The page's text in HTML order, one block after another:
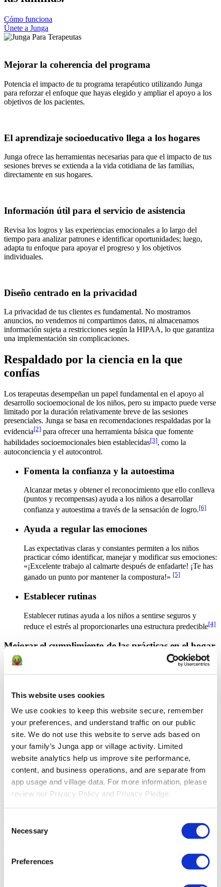
This website uses cookies
We use cookies to keep this website secure, remember
your preferences, and understand traffic on our public
site. We do not use this website to serve ads based on
your family’s Junga app or village activity. Limited
website analytics help us improve site performance,
content, and business operations, and are separate from
app usage and village data. For more information, please
review our Privacy Policy and Privacy Pledge.
Selection
Necessary
Preferences
Cómo funciona
Únete a Junga
Mejorar la coherencia del programa
Potencia el impacto de tu programa terapéutico utilizando Junga
para reforzar el enfoque que hayas elegido y ampliar el apoyo a los
objetivos de los pacientes.
El aprendizaje socioeducativo llega a los hogares
Junga ofrece las herramientas necesarias para que el impacto de tus
sesiones breves se extienda a la vida cotidiana de las familias,
directamente en sus hogares.
Información útil para el servicio de asistencia
Revisa los logros y las experiencias emocionales a lo largo del
tiempo para analizar patrones e identificar oportunidades; luego,
adapta tu enfoque para apoyar el progreso y los objetivos
individuales.
Diseño centrado en la privacidad
La privacidad de tus clientes es fundamental. No mostramos
anuncios, no vendemos ni compartimos datos, ni almacenamos
información sujeta a restricciones según la HIPAA, lo que garantiza
una implementación sin complicaciones.
Respaldado por la ciencia en la que
confías
Los terapeutas desempeñan un papel fundamental en el apoyo al
desarrollo socioemocional de los niños, pero su impacto puede verse
limitado por la duración relativamente breve de las sesiones
presenciales. Junga se basa en recomendaciones respaldadas por la
evidencia[2] para ofrecer una herramienta básica que fomente
habilidades socioemocionales bien establecidas[3], como la
autoconciencia y el autocontrol.
Fomenta la confianza y la autoestima
Alcanzar metas y obtener el reconocimiento que ello conlleva
(puntos y recompensas) ayuda a los niños a desarrollar
confianza y autoestima a través de la sensación de logro.[6]
Ayuda a regular las emociones
Las expectativas claras y constantes permiten a los niños
practicar cómo identificar, manejar y modificar sus emociones:
«¡Excelente trabajo al calmarte después de enfadarte! ¡Te has
ganado un punto por mantener la compostura!» [5]
Establecer rutinas
Establecer rutinas ayuda a los niños a sentirse seguros y
reduce el estrés al proporcionarles una estructura predecible[4]
Mejorar el cumplimiento de las prácticas en el hogar
Tus clientes están muy ocupados. Acompáñalos en su día a día con
herramientas que fomenten el cumplimiento de los ejercicios en casa
una plataforma accesible y consistente para registrar sus ejercicios en
casa, lo que te brinda información clara sobre su progreso y las áreas
que podrían necesitar una atención especial.
Consulta de logopedia
Cumplimiento del uso del parche ocular
Registro de sesiones de terapia ocupacional o fisioterapia
Seguimiento de la incontinencia
Cumplimiento terapéutico
Registro de la alimentación
Registro de episodios
Práctica de lectura
Preparados para fomentar el desarrollo
Los padres confían en su experiencia para aplicar una terapia
Junga ofrece una herramienta de acceso directo que refuerza los
conceptos del aprendizaje socioemocional, ampliando los ejercicios
puedan practicar con fluidez y potenciar el impacto del programa.